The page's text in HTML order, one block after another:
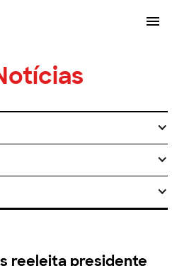
reeleita presidente